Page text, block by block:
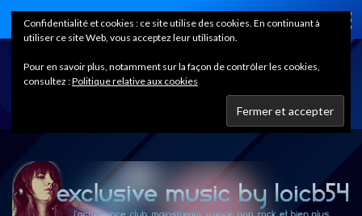
Home
Confidentialité et cookies : ce site utilise des cookies. En continuant à
utiliser ce site Web, vous acceptez leur utilisation.
Pour en savoir plus, notamment sur la façon de contrôler les cookies,
consultez :Politique relative aux cookies